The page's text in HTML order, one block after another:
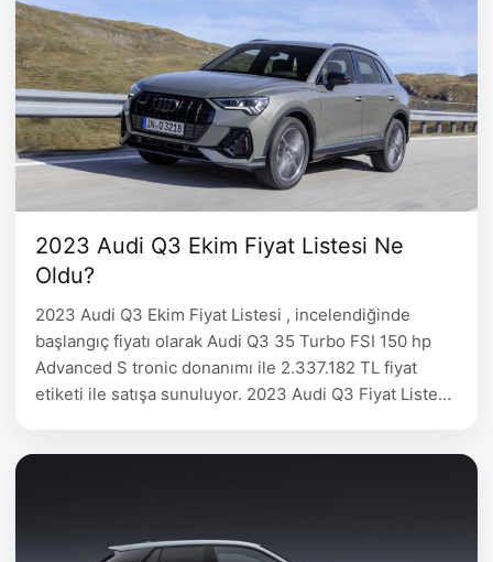
2023 Audi Q3 Ekim Fiyat Listesi Ne
Oldu?
2023 Audi Q3 Ekim Fiyat Listesi , incelendiğinde
başlangıç fiyatı olarak Audi Q3 35 Turbo FSI 150 hp
Advanced S tronic donanımı ile 2.337.182 TL fiyat
etiketi ile satışa sunuluyor. 2023 Audi Q3 Fiyat Listesi